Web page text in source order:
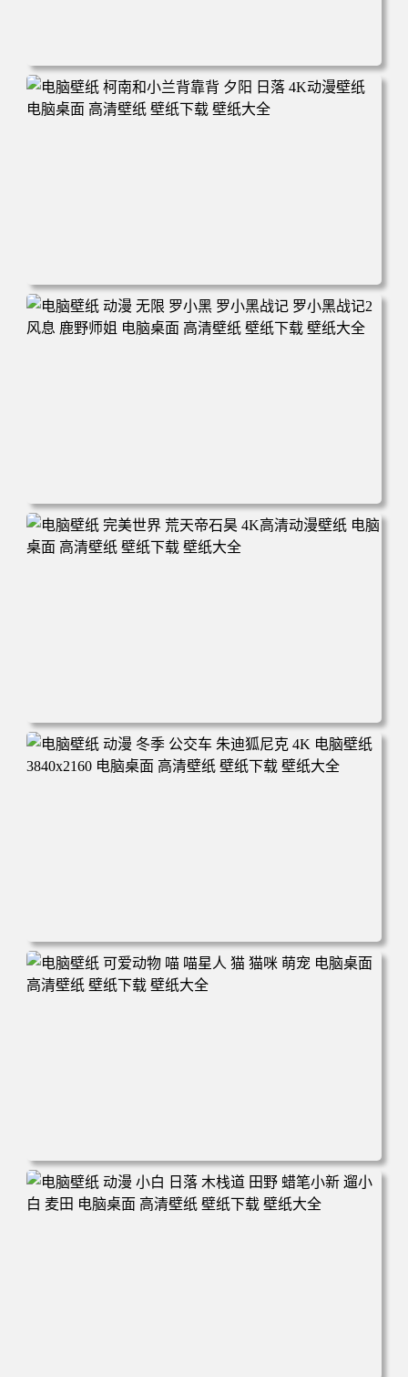
电脑壁纸 动漫 兔子朱迪 狐狸尼克 疯狂动物城 秋叶 秋天森
林 蓝天 4k壁纸 电脑桌面 高清壁纸 壁纸下载 壁纸大全
电脑壁纸 柯南和小兰背靠背 夕阳 日落 4K动漫壁纸 电脑桌
面 高清壁纸 壁纸下载 壁纸大全
电脑壁纸 动漫 无限 罗小黑 罗小黑战记 罗小黑战记2 风息
鹿野师姐 电脑桌面 高清壁纸 壁纸下载 壁纸大全
电脑壁纸 完美世界 荒天帝石昊 4K高清动漫壁纸 电脑桌面
高清壁纸 壁纸下载 壁纸大全
电脑壁纸 动漫 冬季 公交车 朱迪狐尼克 4K 电脑壁纸 3840x2
160 电脑桌面 高清壁纸 壁纸下载 壁纸大全
电脑壁纸 可爱动物 喵 喵星人 猫 猫咪 萌宠 电脑桌面 高清壁
纸 壁纸下载 壁纸大全